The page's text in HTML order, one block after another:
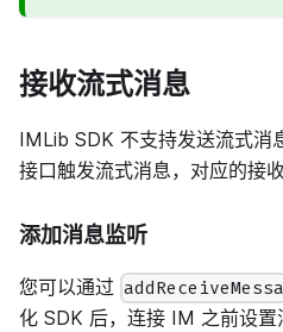
接收流式消息
IMLib SDK 不支持发送流式消
接口触发流式消息，对应的接
添加消息监听
您可以通过
化 SDK 后，连接 IM 之前设置